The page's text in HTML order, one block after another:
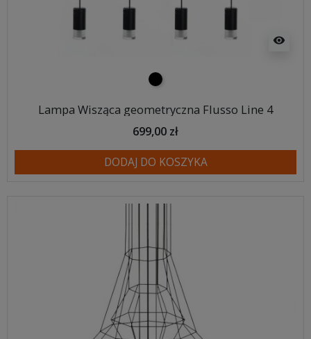
visibility
czarny
Lampa Wisząca geometryczna Flusso Line 4
699,00 zł
DODAJ DO KOSZYKA